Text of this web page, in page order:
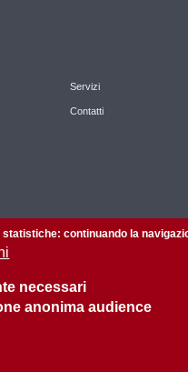
Servizi
Contatti
continuando la
necessari
anonima audience